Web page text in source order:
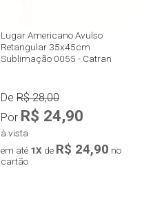
Lugar Americano Avulso
Retangular 35x45cm
Sublimação 0055 - Catran
De R$ 28,00
Por R$ 24,90
à vista
em até 1X de R$ 24,90 no
cartão